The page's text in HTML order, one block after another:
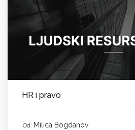
HR i pravo
Od: Milica Bogdanov